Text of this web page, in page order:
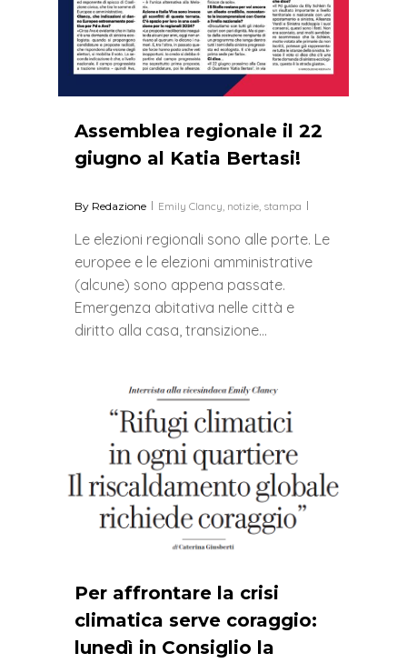
Assemblea regionale il 22
giugno al Katia Bertasi!
By Redazione Emily Clancy notizie stampa
Le elezioni regionali sono alle porte. Le
europee e le elezioni amministrative
(alcune) sono appena passate.
Emergenza abitativa nelle città e
diritto alla casa, transizione…
Per affrontare la crisi
climatica serve coraggio:
lunedì in Consiglio la
0